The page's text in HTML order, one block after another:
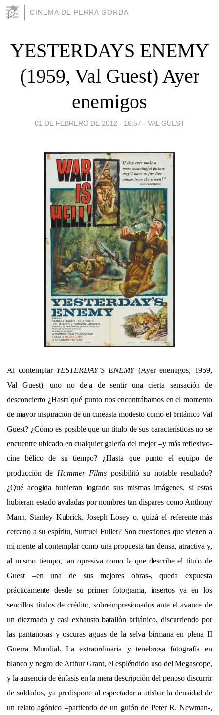
CINEMA DE PERRA GORDA
YESTERDAYS ENEMY
(1959, Val Guest) Ayer
enemigos
01 DE FEBRERO DE 2012 - 16:57 - VAL GUEST
Al contemplar YESTERDAY’S ENEMY(Ayer enemigos, 1959,
Val Guest), uno no deja de sentir una cierta sensación de
desconcierto ¿Hasta qué punto nos encontrábamos en el momento
de mayor inspiración de un cineasta modesto como el británico Val
Guest? ¿Cómo es posible que un título de sus características no se
encuentre ubicado en cualquier galería del mejor –y más reflexivo-
cine bélico de su tiempo? ¿Hasta que punto el equipo de
producción de Hammer Films posibilitó su notable resultado?
¿Qué acogida hubieran logrado sus mismas imágenes, si estas
hubieran estado avaladas por nombres tan dispares como Anthony
Mann, Stanley Kubrick, Joseph Losey o, quizá el referente más
cercano a su espíritu, Sumuel Fuller? Son cuestiones que vienen a
mi mente al contemplar como una propuesta tan densa, atractiva y,
al mismo tiempo, tan opresiva como la que describe el título de
Guest –en una de sus mejores obras-, queda expuesta
prácticamente desde su primer fotograma, insertos ya en los
sencillos títulos de crédito, sobreimpresionados ante el avance de
un diezmado y casi exhausto batallón británico, discurriendo por
las pantanosas y oscuras aguas de la selva birmana en plena II
Guerra Mundial. La extraordinaria y tenebrosa fotografía en
blanco y negro de Arthur Grant, el espléndido uso del Megascope,
y la ausencia de énfasis en la mera descripción del penoso discurrir
de soldados, ya predispone al espectador a atisbar la densidad de
un relato agónico –partiendo de un guión de Peter R. Newman-,